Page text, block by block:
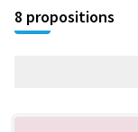
8 propositions